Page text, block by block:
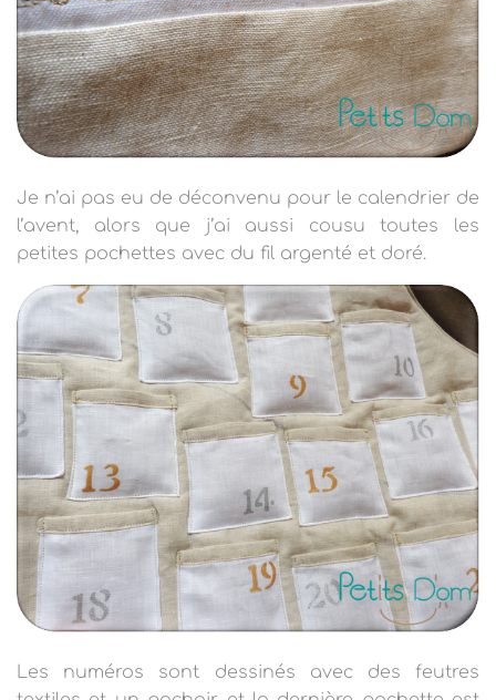
Je n’ai pas eu de déconvenu pour le calendrier de
l’avent, alors que j’ai aussi cousu toutes les
petites pochettes avec du fil argenté et doré.
Les numéros sont dessinés avec des feutres